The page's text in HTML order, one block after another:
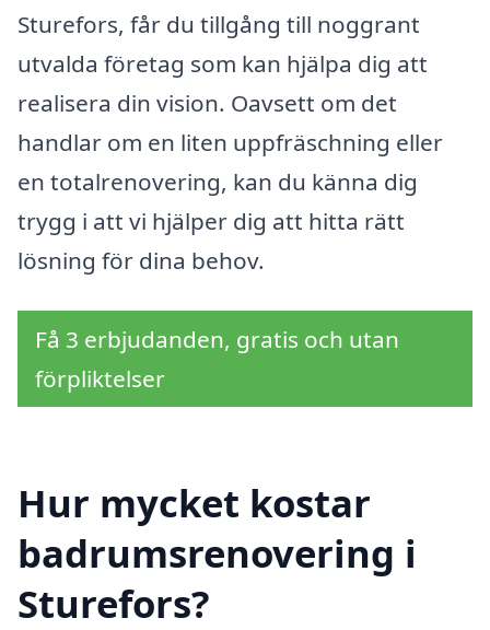
Sturefors, får du tillgång till noggrant
utvalda företag som kan hjälpa dig att
realisera din vision. Oavsett om det
handlar om en liten uppfräschning eller
en totalrenovering, kan du känna dig
trygg i att vi hjälper dig att hitta rätt
lösning för dina behov.
Få 3 erbjudanden, gratis och utan
förpliktelser
Hur mycket kostar
badrumsrenovering i
Sturefors?